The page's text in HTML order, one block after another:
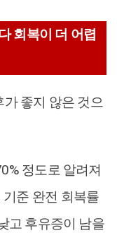
회복이 더 어렵
가 좋지 않은 것으
정도로 알려져
준 완전 회복률
고 후유증이 남을